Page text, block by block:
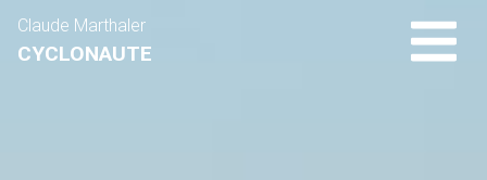
Claude Marthaler
CYCLONAUTE